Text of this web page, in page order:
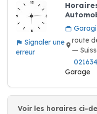
Signaler une
erreur
route
—
Garage
Voir les horaires ci-